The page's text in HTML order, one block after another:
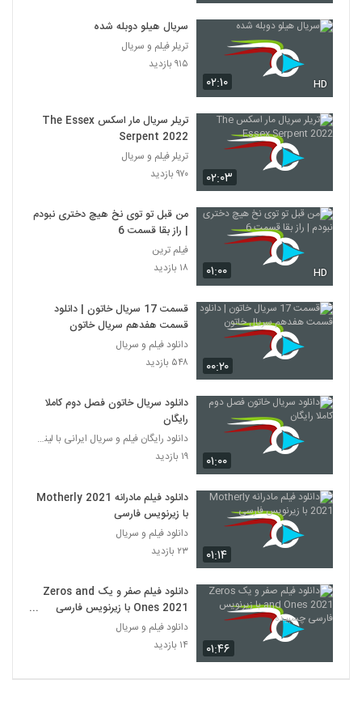
۰۲:۱۰ HD
سریال هیلو دوبله شده
تریلر فیلم و سریال
۹۱۵ بازدید
۰۲:۰۳
تریلر سریال مار اسکس The Essex
Serpent 2022
تریلر فیلم و سریال
۹۷۰ بازدید
۰۱:۰۰ HD
من قبل تو توی نخ هیچ دختری نبودم
| راز بقا قسمت 6
فیلم ترین
۱۸ بازدید
۰۰:۲۰
قسمت 17 سریال خاتون | دانلود
قسمت هفدهم سریال خاتون
دانلود فیلم و سریال
۵۴۸ بازدید
۰۱:۰۰
دانلود سریال خاتون فصل دوم کاملا
رایگان
دانلود رایگان فیلم و سریال ایرانی با لینک مستقیم
۱۹ بازدید
۰۱:۱۴
دانلود فیلم مادرانه Motherly 2021
با زیرنویس فارسی
دانلود فیلم و سریال
۲۳ بازدید
۰۱:۴۶
دانلود فیلم صفر و یک Zeros and
Ones 2021 با زیرنویس فارسی
چسبیده
دانلود فیلم و سریال
۱۴ بازدید